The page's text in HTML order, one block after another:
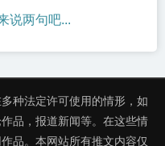
说两句吧...
种法定许可使用的情形，如
品，报道新闻等。在这些情
品。本网站所有推文内容仅